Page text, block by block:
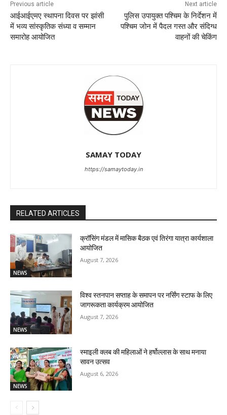
Previous article
आईआईएमए स्थापना दिवस पर झांसी
में भव्य सांस्कृतिक संध्या व सम्मान
समारोह आयोजित
Next article
पुलिस उपायुक्त पश्चिम के निर्देशन में
पश्चिम जोन में पैदल गस्त और संदिग्ध
वाहनों की चेकिंग
SAMAY TODAY
https://samaytoday.in
RELATED ARTICLES
NEWS
क्रॉसिंग मंडल में मासिक बैठक एवं तिरंगा यात्रा कार्यशाला
आयोजित
August 7, 2026
NEWS
विश्व स्तनपान सप्ताह के समापन पर नर्सिंग स्टाफ के लिए
जागरूकता कार्यक्रम आयोजित
August 7, 2026
NEWS
स्माइली क्लब की महिलाओं ने हर्षोल्लास के साथ मनाया
सावन उत्सव
August 6, 2026